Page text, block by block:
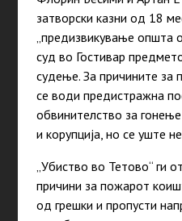
затворски казни од 18
„предизвикување општа
суд во Гостивар
судење. За причините за
се води предистражна
обвинителство за
и корупција, но се уште
„Убиство во Тетово“ ги
причини за пожарот
од грешки и пропусти